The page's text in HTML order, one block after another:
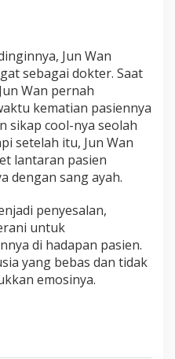
Jun Wan
sebagai dokter. Saat
Wan pernah
kematian pasiennya
sikap cool-nya seolah
setelah itu, Jun Wan
lantaran pasien
dengan sang ayah.
penyesalan,
untuk
di hadapan pasien.
yang bebas dan tidak
emosinya.